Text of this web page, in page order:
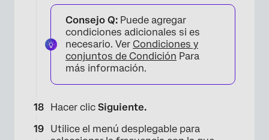
Consejo Q: Puede agregar
condiciones adicionales si es
necesario. Ver Condiciones y
conjuntos de Condición Para
más información.
Hacer clic Siguiente.
Utilice el menú desplegable para